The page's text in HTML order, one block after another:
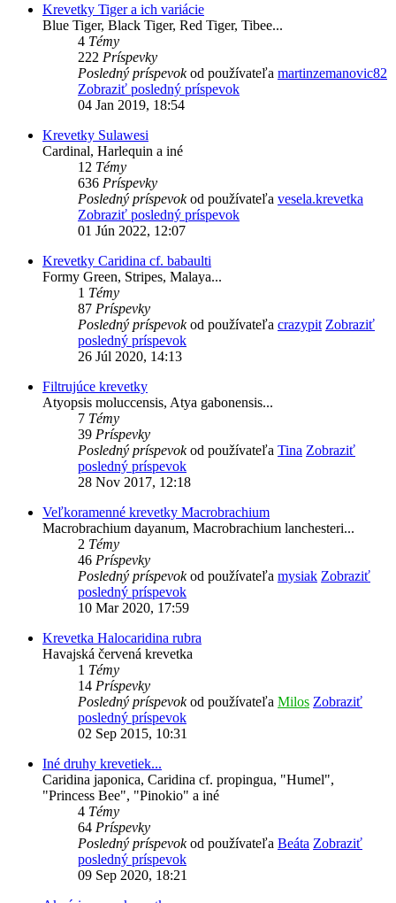
Krevetky Tiger a ich variácie
Blue Tiger, Black Tiger, Red Tiger, Tibee...
4 Témy
222 Príspevky
Posledný príspevokod používateľa martinzemanovic82
Zobraziť posledný príspevok
04 Jan 2019, 18:54
Krevetky Sulawesi
Cardinal, Harlequin a iné
12 Témy
636 Príspevky
Posledný príspevokod používateľa vesela.krevetka
Zobraziť posledný príspevok
01 Jún 2022, 12:07
Krevetky Caridina cf. babaulti
Formy Green, Stripes, Malaya...
1 Témy
87 Príspevky
Posledný príspevokod používateľa crazypit Zobraziť
posledný príspevok
26 Júl 2020, 14:13
Filtrujúce krevetky
Atyopsis moluccensis, Atya gabonensis...
7 Témy
39 Príspevky
Posledný príspevokod používateľa Tina Zobraziť
posledný príspevok
28 Nov 2017, 12:18
Veľkoramenné krevetky Macrobrachium
Macrobrachium dayanum, Macrobrachium lanchesteri...
2 Témy
46 Príspevky
Posledný príspevokod používateľa mysiak Zobraziť
posledný príspevok
10 Mar 2020, 17:59
Krevetka Halocaridina rubra
Havajská červená krevetka
1 Témy
14 Príspevky
Posledný príspevokod používateľa Milos Zobraziť
posledný príspevok
02 Sep 2015, 10:31
Iné druhy krevetiek...
Caridina japonica, Caridina cf. propingua, "Humel",
"Princess Bee", "Pinokio" a iné
4 Témy
64 Príspevky
Posledný príspevokod používateľa Beáta Zobraziť
posledný príspevok
09 Sep 2020, 18:21